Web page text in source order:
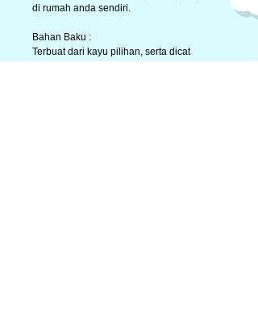
di rumah anda sendiri.
Bahan Baku :
Terbuat dari kayu pilihan, serta dicat